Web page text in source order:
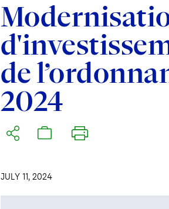
de
2024
JULY 11, 2024